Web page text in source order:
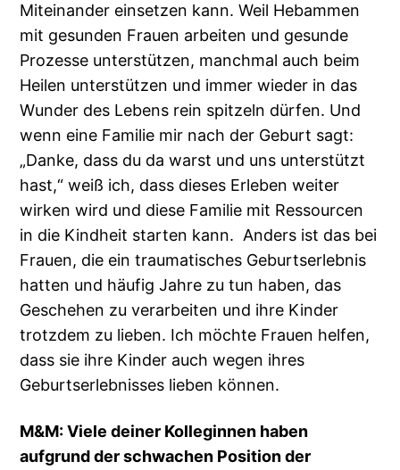
Miteinander einsetzen kann. Weil Hebammen
mit gesunden Frauen arbeiten und gesunde
Prozesse unterstützen, manchmal auch beim
Heilen unterstützen und immer wieder in das
Wunder des Lebens rein spitzeln dürfen. Und
wenn eine Familie mir nach der Geburt sagt:
„Danke, dass du da warst und uns unterstützt
hast,“ weiß ich, dass dieses Erleben weiter
wirken wird und diese Familie mit Ressourcen
in die Kindheit starten kann. Anders ist das bei
Frauen, die ein traumatisches Geburtserlebnis
hatten und häufig Jahre zu tun haben, das
Geschehen zu verarbeiten und ihre Kinder
trotzdem zu lieben. Ich möchte Frauen helfen,
dass sie ihre Kinder auch wegen ihres
Geburtserlebnisses lieben können.
M&M: Viele deiner Kolleginnen haben
aufgrund der schwachen Position der